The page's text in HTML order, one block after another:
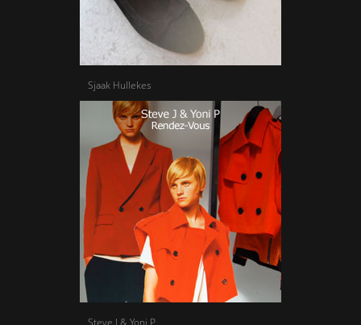
Sjaak Hullekes
Steve J & Yoni P